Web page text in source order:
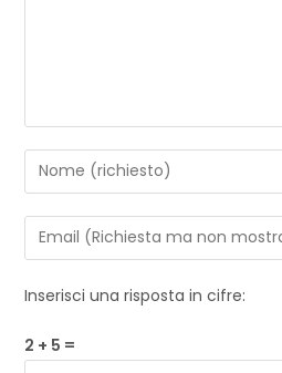
Inserisci una risposta in cifre:
2 + 5 =